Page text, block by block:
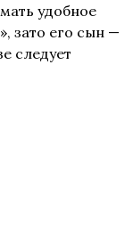
удобное
зато его сын —
следует